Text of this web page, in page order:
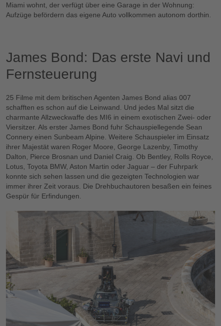
Miami wohnt, der verfügt über eine Garage in der Wohnung:
Aufzüge befördern das eigene Auto vollkommen autonom dorthin.
Bitte akzeptieren Sie
James Bond: Das erste Navi und
Fernsteuerung
25 Filme mit dem britischen Agenten James Bond alias 007
schafften es schon auf die Leinwand. Und jedes Mal sitzt die
charmante Allzweckwaffe des MI6 in einem exotischen Zwei- oder
Viersitzer. Als erster James Bond fuhr Schauspiellegende Sean
Connery einen Sunbeam Alpine. Weitere Schauspieler im Einsatz
ihrer Majestät waren Roger Moore, George Lazenby, Timothy
Dalton, Pierce Brosnan und Daniel Craig. Ob Bentley, Rolls Royce,
Lotus, Toyota BMW, Aston Martin oder Jaguar – der Fuhrpark
konnte sich sehen lassen und die gezeigten Technologien war
immer ihrer Zeit voraus. Die Drehbuchautoren besaßen ein feines
Gespür für Erfindungen.